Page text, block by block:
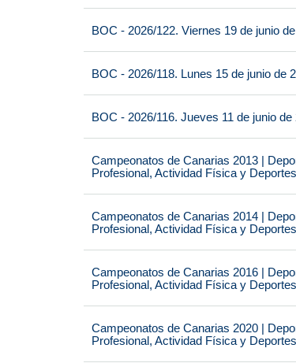
BOC - 2026/122. Viernes 19 de junio
BOC - 2026/118. Lunes 15 de junio de
BOC - 2026/116. Jueves 11 de junio de
Campeonatos de Canarias 2013 |
Profesional, Actividad Física y
Campeonatos de Canarias 2014 |
Profesional, Actividad Física y
Campeonatos de Canarias 2016 |
Profesional, Actividad Física y
Campeonatos de Canarias 2020 |
Profesional, Actividad Física y